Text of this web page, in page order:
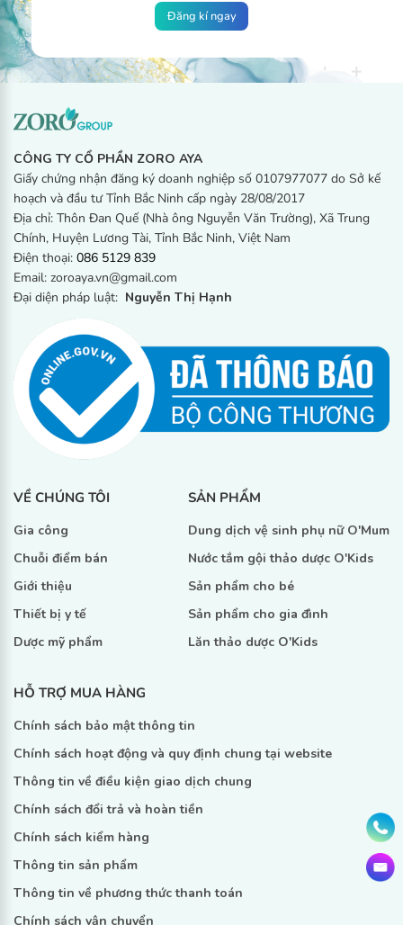
Đăng kí ngay
CÔNG TY CỔ PHẦN ZORO AYA
Giấy chứng nhận đăng ký doanh nghiệp số 0107977077 do Sở kế
hoạch và đầu tư Tỉnh Bắc Ninh cấp ngày 28/08/2017
Địa chỉ: Thôn Đan Quế (Nhà ông Nguyễn Văn Trường), Xã Trung
Chính, Huyện Lương Tài, Tỉnh Bắc Ninh, Việt Nam
Điện thoại: 086 5129 839
Email: zoroaya.vn@gmail.com
Đại diện pháp luật: Nguyễn Thị Hạnh
VỀ CHÚNG TÔI
Gia công
Chuỗi điểm bán
Giới thiệu
Thiết bị y tế
Dược mỹ phẩm
SẢN PHẨM
Dung dịch vệ sinh phụ nữ O'Mum
Nước tắm gội thảo dược O'Kids
Sản phẩm cho bé
Sản phẩm cho gia đình
Lăn thảo dược O'Kids
HỖ TRỢ MUA HÀNG
Chính sách bảo mật thông tin
Chính sách hoạt động và quy định chung tại website
Thông tin về điều kiện giao dịch chung
Chính sách đổi trả và hoàn tiền
Chính sách kiểm hàng
Thông tin sản phẩm
Thông tin về phương thức thanh toán
Chính sách vận chuyển